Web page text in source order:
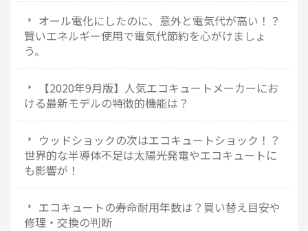
オール電化にしたのに、意外と電気代が高い！？
賢いエネルギー使用で電気代節約を心がけましょ
う。
【2020年9月版】人気エコキュートメーカーにお
ける最新モデルの特徴的機能は？
ウッドショックの次はエコキュートショック！？
世界的な半導体不足は太陽光発電やエコキュートに
も影響が！
エコキュートの寿命耐用年数は？買い替え目安や
修理・交換の判断